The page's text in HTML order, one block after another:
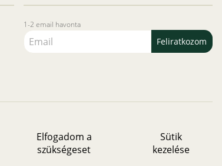
Elfogadom a
szükségeset
Sütik
kezelése
1-2 email havonta
Feliratkozom